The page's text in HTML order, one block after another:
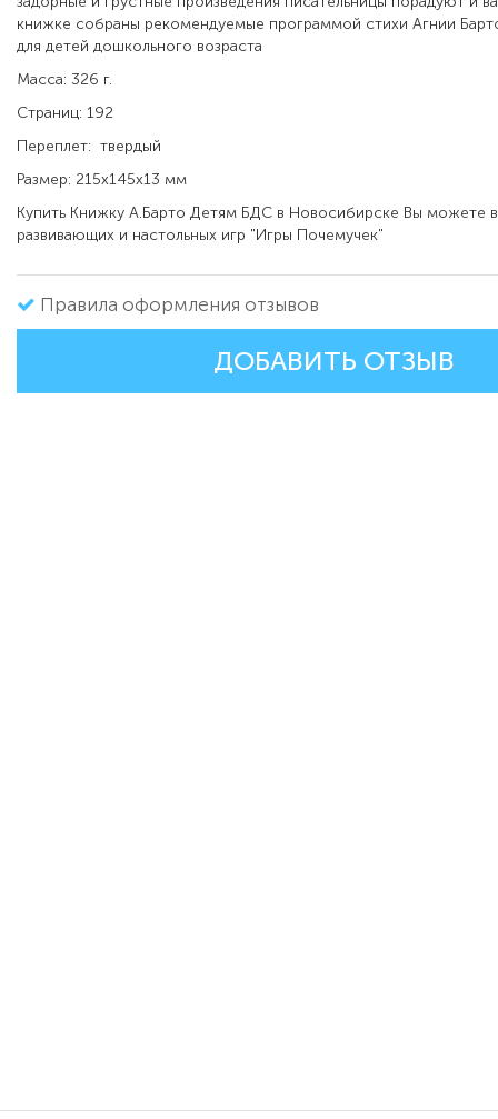
книжке собраны рекомендуемые программой стихи Агнии
для детей дошкольного возраста
Масса: 326 г.
Страниц: 192
Переплет: твердый
Размер: 215х145х13 мм
Купить Книжку А.Барто Детям БДС в Новосибирске Вы можете в
развивающих и настольных игр "Игры Почемучек"
Правила оформления отзывов
ДОБАВИТЬ ОТЗЫВ